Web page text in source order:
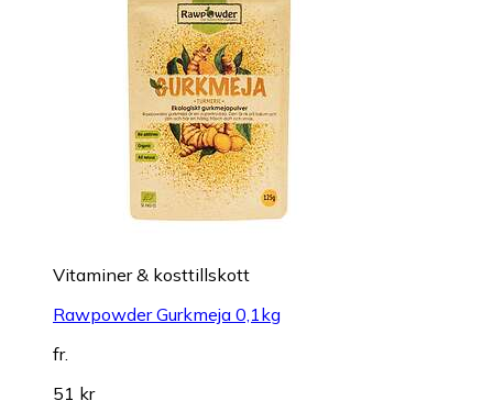
Vitaminer & kosttillskott
Rawpowder Gurkmeja 0,1kg
fr.
51 kr